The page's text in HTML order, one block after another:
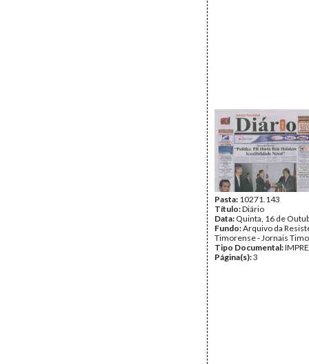
Pasta: 10271.143
Título:Diário
Data: Quinta, 16 de
Fundo:Arquivo da
Timorense - Jornais
Tipo Documental:
Página(s):3